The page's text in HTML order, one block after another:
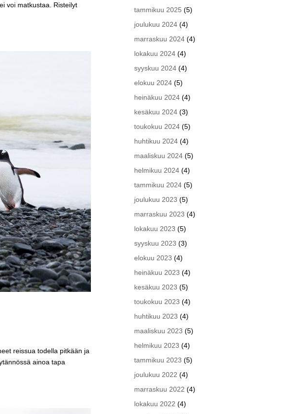
voi matkustaa. Risteilyt
reissua todella pitkään ja
ainoa tapa
tammikuu 2025 (5)
joulukuu 2024 (4)
marraskuu 2024 (4)
lokakuu 2024 (4)
syyskuu 2024 (4)
elokuu 2024 (5)
heinäkuu 2024 (4)
kesäkuu 2024 (3)
toukokuu 2024 (5)
huhtikuu 2024 (4)
maaliskuu 2024 (5)
helmikuu 2024 (4)
tammikuu 2024 (5)
joulukuu 2023 (5)
marraskuu 2023 (4)
lokakuu 2023 (5)
syyskuu 2023 (3)
elokuu 2023 (4)
heinäkuu 2023 (4)
kesäkuu 2023 (5)
toukokuu 2023 (4)
huhtikuu 2023 (4)
maaliskuu 2023 (5)
helmikuu 2023 (4)
tammikuu 2023 (5)
joulukuu 2022 (4)
marraskuu 2022 (4)
lokakuu 2022 (4)